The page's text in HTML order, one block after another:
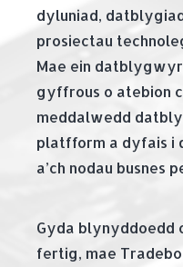
dyluniad,
prosiectau
Mae ein
gyffrous o atebion
meddalwedd
platfform a dyfais i
a’ch nodau busnes
Gyda blynyddoedd
fertig, mae